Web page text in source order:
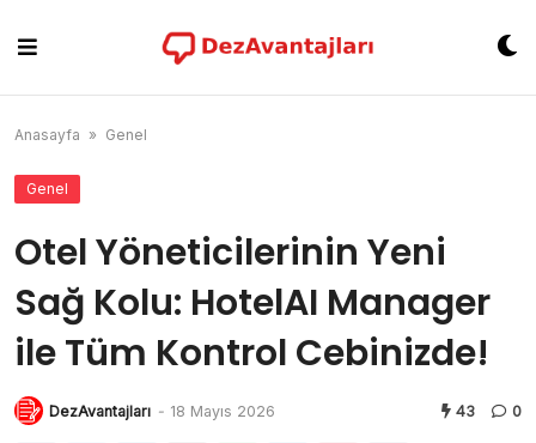
content
Anasayfa » Genel
Genel
Otel Yöneticilerinin Yeni
Sağ Kolu: HotelAI Manager
ile Tüm Kontrol Cebinizde!
DezAvantajları - 18 Mayıs 2026 43 0